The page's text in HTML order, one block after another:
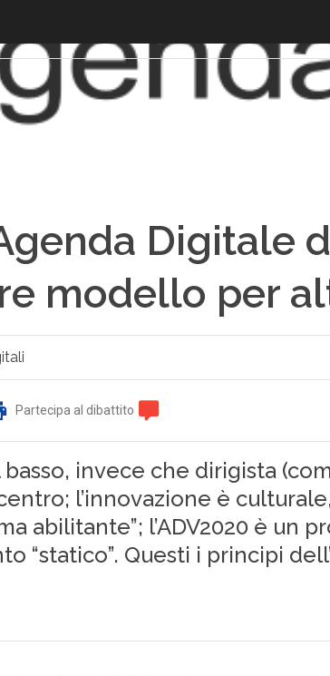
Digitale
modello per
Partecipa al dibattito
invece che dirigista
l’innovazione è
abilitante”; l’ADV2020 è un
“statico”. Questi i principi